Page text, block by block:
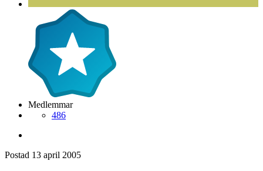
Medlemmar
486
Postad 13 april 2005